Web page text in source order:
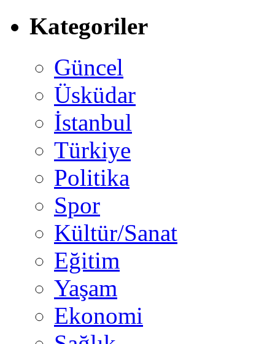
Kategoriler
Güncel
Üsküdar
İstanbul
Türkiye
Politika
Spor
Kültür/Sanat
Eğitim
Yaşam
Ekonomi